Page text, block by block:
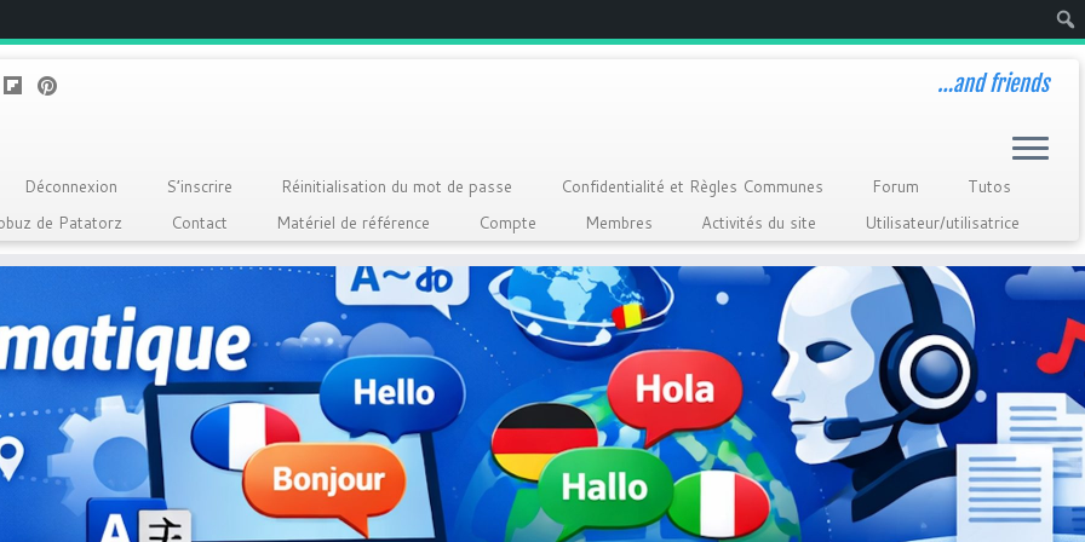
…and friends
Déconnexion S’inscrire Réinitialisation du mot de passe Confidentialité et Règles Communes Forum
Tutos
de Patatorz
Contact Matériel de référence Compte Membres Activités du site Utilisateur/utilisatrice